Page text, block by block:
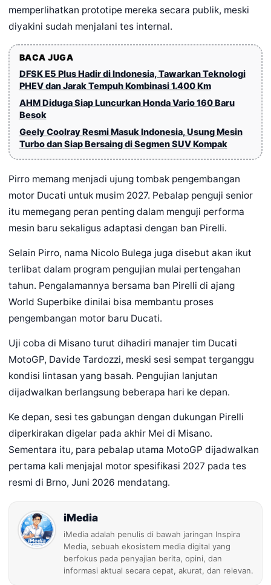
memperlihatkan prototipe mereka secara publik, meski
diyakini sudah menjalani tes internal.
BACA JUGA
DFSK E5 Plus Hadir di Indonesia, Tawarkan Teknologi
PHEV dan Jarak Tempuh Kombinasi 1.400 Km
AHM Diduga Siap Luncurkan Honda Vario 160 Baru
Besok
Geely Coolray Resmi Masuk Indonesia, Usung Mesin
Turbo dan Siap Bersaing di Segmen SUV Kompak
Pirro memang menjadi ujung tombak pengembangan
motor Ducati untuk musim 2027. Pebalap penguji senior
itu memegang peran penting dalam menguji performa
mesin baru sekaligus adaptasi dengan ban Pirelli.
Selain Pirro, nama Nicolo Bulega juga disebut akan ikut
terlibat dalam program pengujian mulai pertengahan
tahun. Pengalamannya bersama ban Pirelli di ajang
World Superbike dinilai bisa membantu proses
pengembangan motor baru Ducati.
Uji coba di Misano turut dihadiri manajer tim Ducati
MotoGP, Davide Tardozzi, meski sesi sempat terganggu
kondisi lintasan yang basah. Pengujian lanjutan
dijadwalkan berlangsung beberapa hari ke depan.
Ke depan, sesi tes gabungan dengan dukungan Pirelli
diperkirakan digelar pada akhir Mei di Misano.
Sementara itu, para pebalap utama MotoGP dijadwalkan
pertama kali menjajal motor spesifikasi 2027 pada tes
resmi di Brno, Juni 2026 mendatang.
iMedia
iMedia adalah penulis di bawah jaringan Inspira
Media, sebuah ekosistem media digital yang
berfokus pada penyajian berita, opini, dan
informasi aktual secara cepat, akurat, dan relevan.